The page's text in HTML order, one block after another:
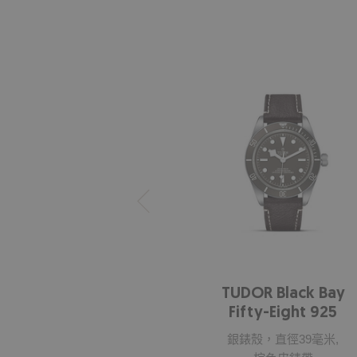
TUDOR Black Bay
Fifty-Eight 925
銀錶殼，直徑39毫米,